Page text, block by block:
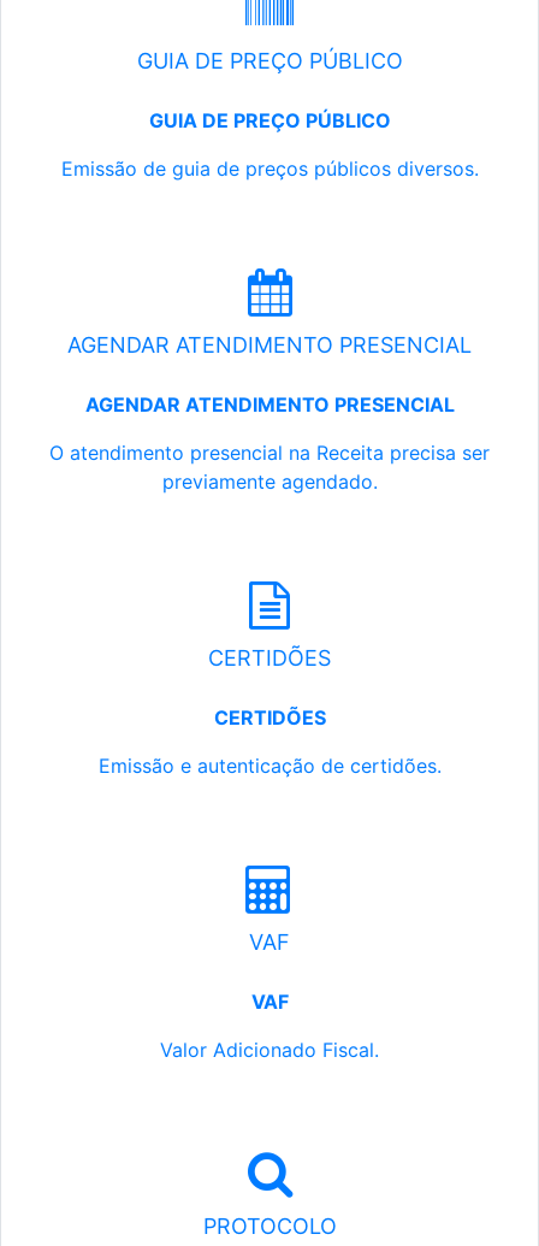
GUIA DE PREÇO PÚBLICO
GUIA DE PREÇO PÚBLICO
Emissão de guia de preços públicos diversos.
AGENDAR ATENDIMENTO PRESENCIAL
AGENDAR ATENDIMENTO PRESENCIAL
O atendimento presencial na Receita precisa ser
previamente agendado.
CERTIDÕES
CERTIDÕES
Emissão e autenticação de certidões.
VAF
VAF
Valor Adicionado Fiscal.
PROTOCOLO